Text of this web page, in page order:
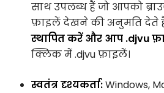
साथ उपलब्ध हैं जो आपको
फ़ाइलें देखने की अनुमति देते
स्थापित करें और आप .djvu
क्लिक में .djvu फ़ाइलें।
स्वतंत्र दृश्यकर्ता:Windows,